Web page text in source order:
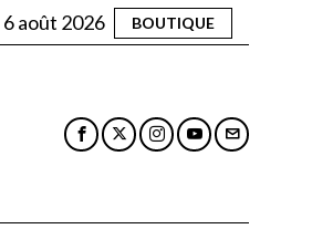
6 août 2026 BOUTIQUE